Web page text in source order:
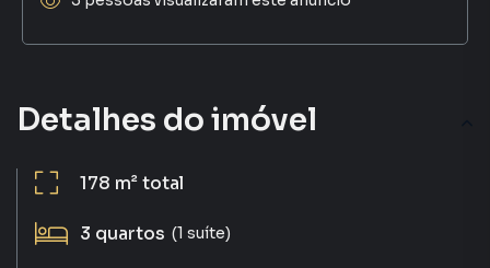
Detalhes do imóvel
178 m²total
3 quartos (1 suíte)